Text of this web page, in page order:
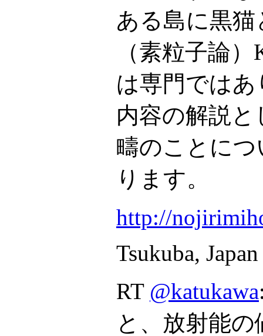
ある島に黒
（素粒子論
は専門では
内容の解説
疇のことに
ります。
http://
Tsukuba, Japan
RT @katukawa
と、放射能